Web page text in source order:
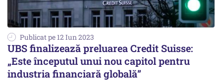
Publicat pe 12 Iun 2023
UBS finalizează preluarea Credit Suisse:
„Este începutul unui nou capitol pentru
industria financiară globală”